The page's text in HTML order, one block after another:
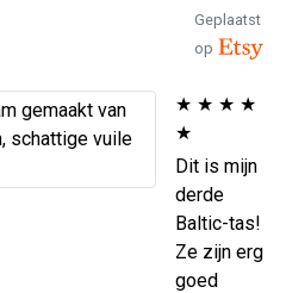
Geplaatst
op
★ ★ ★ ★
★
Dit is mijn
derde
Baltic-tas!
Ze zijn erg
goed